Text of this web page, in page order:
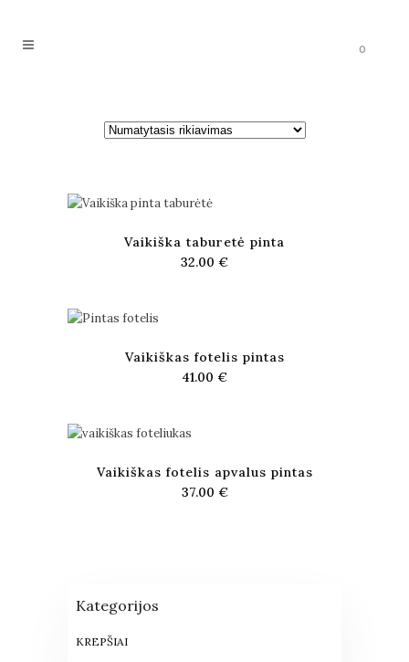
0
Vaikiška taburetė pinta
32.00 €
Vaikiškas fotelis pintas
41.00 €
Vaikiškas fotelis apvalus pintas
37.00 €
Kategorijos
KREPŠIAI